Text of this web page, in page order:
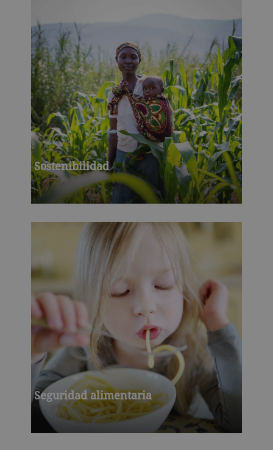
Sostenibilidad
Seguridad alimentaria